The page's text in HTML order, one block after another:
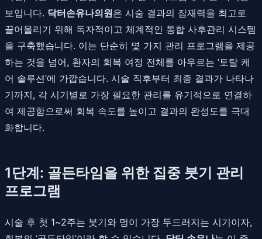
보입니다. 닥터손유나의원은 시술 결과의 잠재력을 최고로
끌어올리기 위해 독자적이고 체계적인 통합 사후관리 시스템
을 구축했습니다. 이는 단순히 몇 가지 관리 프로그램을 제공
하는 것을 넘어, 환자의 회복 여정 전체를 아우르는 ‘토탈 케
어 솔루션’에 가깝습니다. 시술 직후부터 최종 결과가 나타나
기까지, 각 시기별로 가장 필요한 관리를 유기적으로 연결하
여 제공함으로써 회복 속도를 높이고 결과의 완성도를 극대
화합니다.
1단계: 골든타임을 위한 집중 붓기 관리
프로그램
시술 후 첫 1~2주는 붓기와 멍이 가장 두드러지는 시기이자,